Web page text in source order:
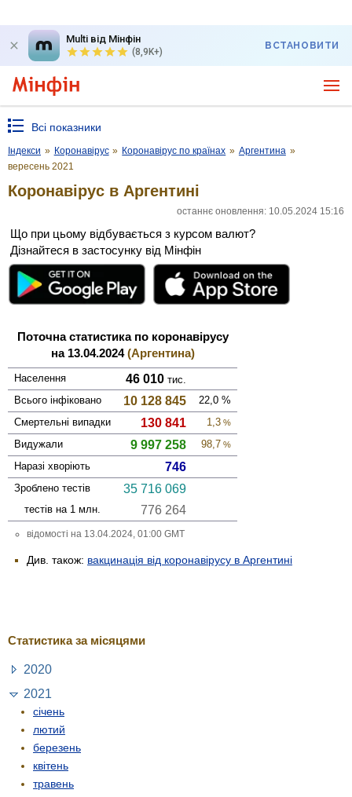
Multi від Мінфін
(8,9K+)
ВСТАНОВИТИ
Всі показники
Індекси » Коронавірус » Коронавірус по країнах » Аргентина »
вересень 2021
Коронавірус в Аргентині
останнє оновлення: 10.05.2024 15:16
Що при цьому відбувається з курсом валют?
Дізнайтеся в застосунку від Мінфін
Поточна статистика по коронавірусу
на 13.04.2024(Аргентина)
Населення 46 010 тис.
Всього інфі­ковано
10 128 845 22,0 %
Смер­тельні випадки
130 841 1,3 %
Виду­жали 9 997 258 98,7 %
Наразі хворіють 746
Зроблено тестів 35 716 069
тестів на 1 млн. 776 264
відомості на 13.04.2024, 01:00 GMT
Див. також: вакцинація від коронавірусу в Аргентині
Статистика за місяцями
2020
2021
січень
лютий
березень
квітень
травень